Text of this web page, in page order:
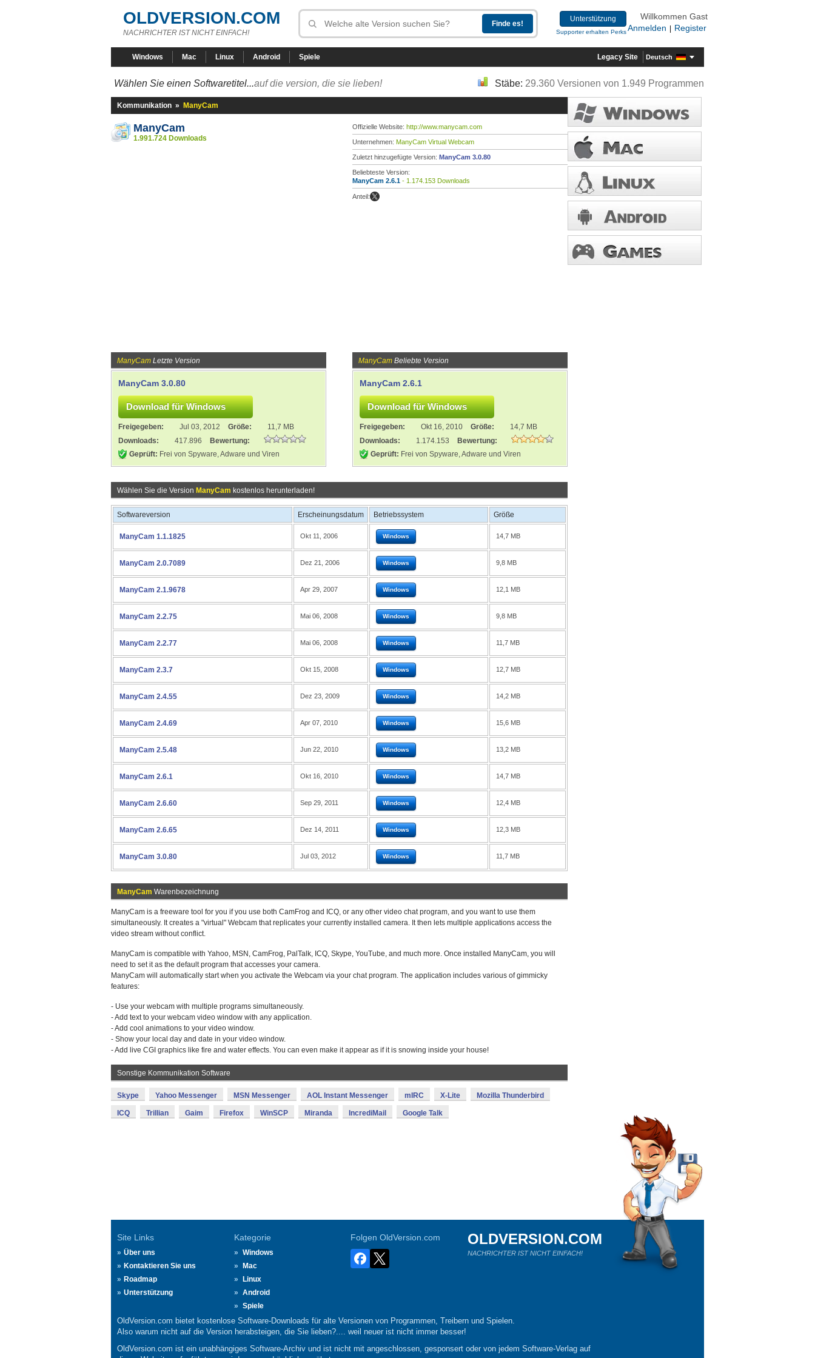
OLDVERSION.COM
NACHRICHTER IST NICHT EINFACH!
Unterstützung
Supporter erhalten Perks
Willkommen Gast
Anmelden
Register
Windows Mac Linux Android Spiele Legacy Site Deutsch
Wählen Sie einen Softwaretitel...auf die version, die sie lieben! Stäbe: 29.360 Versionen von 1.949 Programmen
Kommunikation » ManyCam
ManyCam
1.991.724 Downloads
Offizielle Website: http://www.manycam.com
Unternehmen: ManyCam Virtual Webcam
Zuletzt hinzugefügte Version: ManyCam 3.0.80
Beliebteste Version:
ManyCam 2.6.1 - 1.174.153 Downloads
Anteil:
ManyCam Letzte Version
ManyCam 3.0.80
Freigegeben: Jul 03, 2012 Größe:
11,7 MB
Downloads:
417.896
Bewertung:
Geprüft: Frei von Spyware, Adware und Viren
ManyCam Beliebte Version
ManyCam 2.6.1
Freigegeben: Okt 16, 2010 Größe:
14,7 MB
Downloads:
1.174.153
Bewertung:
Geprüft: Frei von Spyware, Adware und Viren
Wählen Sie die Version ManyCam kostenlos herunterladen!
Softwareversion Erscheinungsdatum Betriebssystem Größe
ManyCam 1.1.1825 Okt 11, 2006 Windows 14,7 MB
ManyCam 2.0.7089 Dez 21, 2006 Windows 9,8 MB
ManyCam 2.1.9678 Apr 29, 2007 Windows 12,1 MB
ManyCam 2.2.75 Mai 06, 2008 Windows 9,8 MB
ManyCam 2.2.77 Mai 06, 2008 Windows 11,7 MB
ManyCam 2.3.7 Okt 15, 2008 Windows 12,7 MB
ManyCam 2.4.55 Dez 23, 2009 Windows 14,2 MB
ManyCam 2.4.69 Apr 07, 2010 Windows 15,6 MB
ManyCam 2.5.48 Jun 22, 2010 Windows 13,2 MB
ManyCam 2.6.1 Okt 16, 2010 Windows 14,7 MB
ManyCam 2.6.60 Sep 29, 2011 Windows 12,4 MB
ManyCam 2.6.65 Dez 14, 2011 Windows 12,3 MB
ManyCam 3.0.80 Jul 03, 2012 Windows 11,7 MB
ManyCam Warenbezeichnung
ManyCam is a freeware tool for you if you use both CamFrog and ICQ, or any other video chat program, and you want to use them
simultaneously. It creates a "virtual" Webcam that replicates your currently installed camera. It then lets multiple applications access the
video stream without conflict.
ManyCam is compatible with Yahoo, MSN, CamFrog, PalTalk, ICQ, Skype, YouTube, and much more. Once installed ManyCam, you will
need to set it as the default program that accesses your camera.
ManyCam will automatically start when you activate the Webcam via your chat program. The application includes various of gimmicky
features:
- Use your webcam with multiple programs simultaneously.
- Add text to your webcam video window with any application.
- Add cool animations to your video window.
- Show your local day and date in your video window.
- Add live CGI graphics like fire and water effects. You can even make it appear as if it is snowing inside your house!
Sonstige Kommunikation Software
Skype Yahoo Messenger MSN Messenger AOL Instant Messenger mIRC X-Lite Mozilla Thunderbird
ICQ Trillian Gaim Firefox WinSCP Miranda IncrediMail Google Talk
Site Links
Über uns
Kontaktieren Sie uns
Roadmap
Unterstützung
Kategorie
Windows
Mac
Linux
Android
Spiele
Folgen OldVersion.com OLDVERSION.COM
NACHRICHTER IST NICHT EINFACH!
OldVersion.com bietet kostenlose Software-Downloads für alte Versionen von Programmen, Treibern und Spielen.
Also warum nicht auf die Version herabsteigen, die Sie lieben?.... weil neuer ist nicht immer besser!
OldVersion.com ist ein unabhängiges Software-Archiv und ist nicht mit angeschlossen, gesponsert oder von jedem Software-Verlag auf